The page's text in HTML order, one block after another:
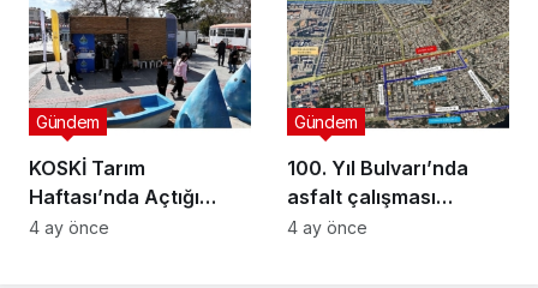
Semineri
KOSKİ Tarım
Haftası’nda Açtığı
Stantta Su Tasarrufu
Gündem
4 ay önce
100. Yıl Bulvarı’nda
asfalt çalışması
gerçekleştirilecek
Gündem
4 ay önce